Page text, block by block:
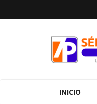
INICIO